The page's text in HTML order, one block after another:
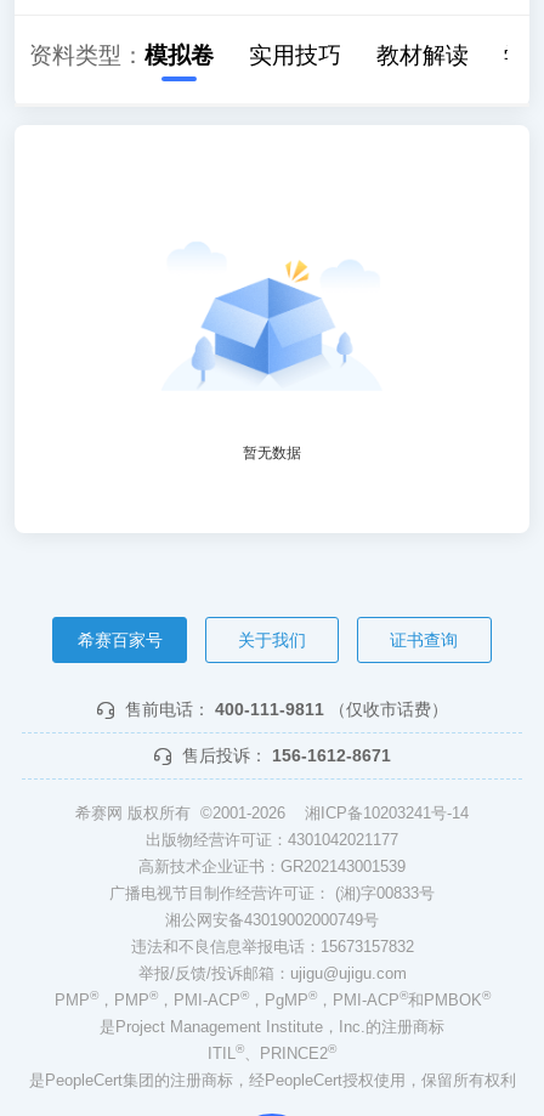
资料类型：
历年真题 模拟卷 实用技巧 教材解读 学
暂无数据
希赛百家号 关于我们 证书查询
售前电话： 400-111-9811 （仅收市话费）
售后投诉： 156-1612-8671
希赛网 版权所有 ©2001-2026 湘ICP备10203241号-14
出版物经营许可证：4301042021177
高新技术企业证书：GR202143001539
广播电视节目制作经营许可证： (湘)字00833号
湘公网安备43019002000749号
违法和不良信息举报电话：15673157832
举报/反馈/投诉邮箱：ujigu@ujigu.com
PMP®，PMP®，PMI-ACP®，PgMP®，PMI-ACP®和PMBOK®
是Project Management Institute，Inc.的注册商标
ITIL®、PRINCE2®
是PeopleCert集团的注册商标，经PeopleCert授权使用，保留所有权利